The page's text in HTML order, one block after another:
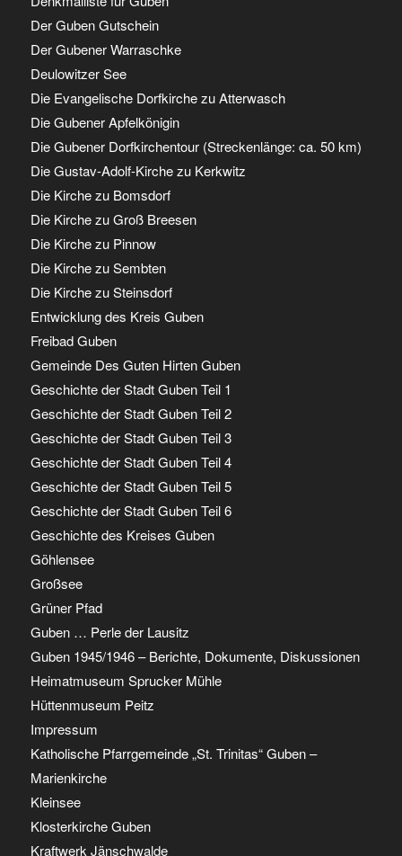
Der Guben Gutschein
Der Gubener Warraschke
Deulowitzer See
Die Evangelische Dorfkirche zu Atterwasch
Die Gubener Apfelkönigin
Die Gubener Dorfkirchentour (Streckenlänge: ca. 50 km)
Die Gustav-Adolf-Kirche zu Kerkwitz
Die Kirche zu Bomsdorf
Die Kirche zu Groß Breesen
Die Kirche zu Pinnow
Die Kirche zu Sembten
Die Kirche zu Steinsdorf
Entwicklung des Kreis Guben
Freibad Guben
Gemeinde Des Guten Hirten Guben
Geschichte der Stadt Guben Teil 1
Geschichte der Stadt Guben Teil 2
Geschichte der Stadt Guben Teil 3
Geschichte der Stadt Guben Teil 4
Geschichte der Stadt Guben Teil 5
Geschichte der Stadt Guben Teil 6
Geschichte des Kreises Guben
Göhlensee
Großsee
Grüner Pfad
Guben … Perle der Lausitz
Guben 1945/1946 – Berichte, Dokumente, Diskussionen
Heimatmuseum Sprucker Mühle
Hüttenmuseum Peitz
Impressum
Katholische Pfarrgemeinde „St. Trinitas“ Guben –
Marienkirche
Kleinsee
Klosterkirche Guben
Kraftwerk Jänschwalde